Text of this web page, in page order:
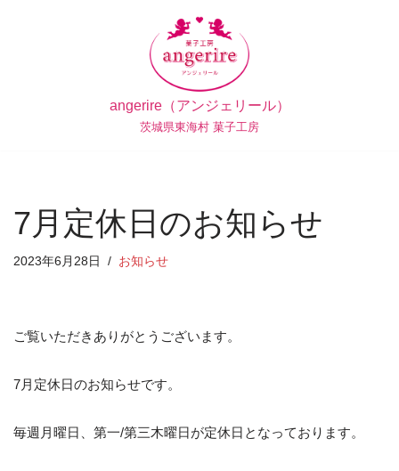
ッ
angerire（アンジェリール）
茨城県東海村 菓子工房
7月定休日のお知らせ
2023年6月28日 お知らせ
ご覧いただきありがとうございます。
7月定休日のお知らせです。
毎週月曜日、第一/第三木曜日が定休日となっております。